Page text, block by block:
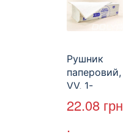
Рушник
паперовий,
VV, 1-
шаровий,
макулатура
22.08 грн
.